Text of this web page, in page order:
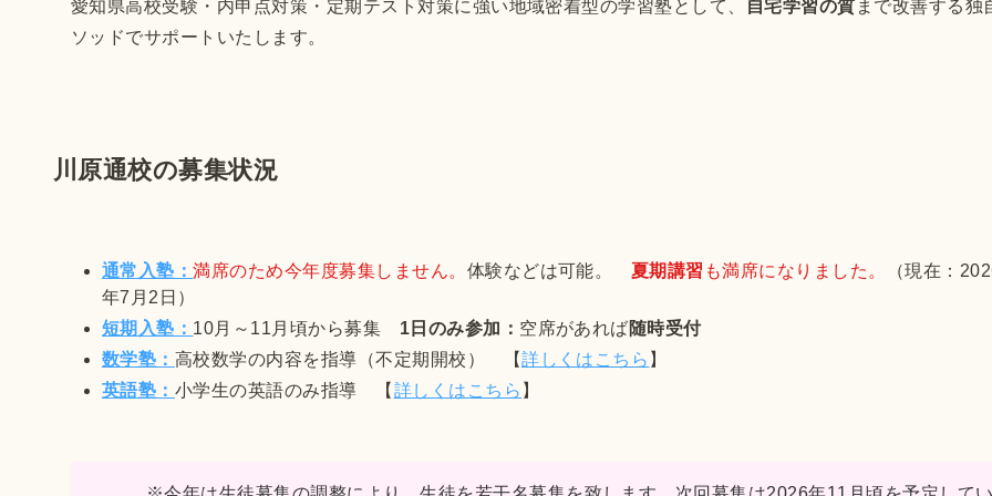
愛知県高校受験・内申点対策・定期テスト対策に強い地域密着型の学習塾として、 自宅学習の質 まで改善する独
ソッドでサポートいたします。
川原通校の募集状況
通常入塾：満席のため今年度募集しません。 体験などは可能。 夏期講習 も満席になりました。
（現在：
年7月2日）
短期入塾： 10月～11月頃から募集 1日のみ参加： 空席があれば随時受付
数学塾： 高校数学の内容を指導（不定期開校） 【詳しくはこちら 】
英語塾： 小学生の英語のみ指導 【 詳しくはこちら 】